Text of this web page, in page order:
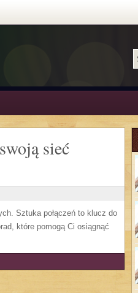
sieć
Sztuka połączeń to klucz do
które pomogą Ci osiągnąć